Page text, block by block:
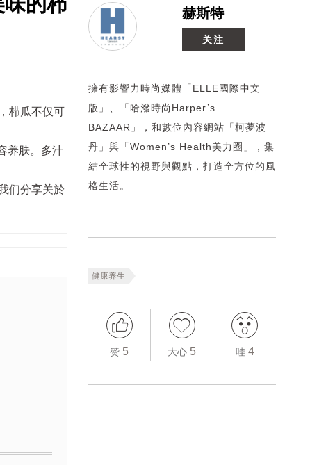
栉瓜不仅可
养肤。多汁
们分享关於
赫斯特
关注
擁有影響力時尚媒體「ELLE國際中文
版」、「哈潑時尚Harper’s
BAZAAR」，和數位內容網站「柯夢波
丹」與「Women’s Health美力圈」，集
結全球性的視野與觀點，打造全方位的風
格生活。
健康养生
赞 5 大心 5 哇 4